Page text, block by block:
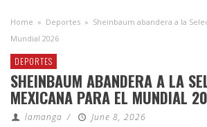
Home » Deportes » Sheinbaum abandera a la
Mundial 2026
DEPORTES
SHEINBAUM ABANDERA A LA
MEXICANA PARA EL MUNDIAL
lamanga /
June 8, 2026